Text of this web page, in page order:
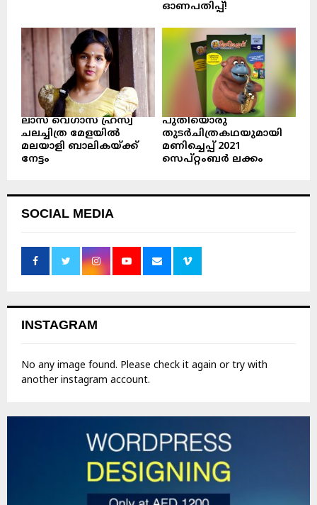
ഓണപതിപ്പ്!
ലാസ് വെഗാസ് ഹ്രസ്വ
ചലച്ചിത്ര മേളയിൽ
മലയാളി ബാലികയ്ക്ക്
നേട്ടം
പുതിയൊരു
തുടർചിത്രകഥയുമായി
മണിച്ചെപ്പ് 2021
സെപ്റ്റംബർ ലക്കം
SOCIAL MEDIA
INSTAGRAM
No any image found. Please check it again or try with
another instagram account.